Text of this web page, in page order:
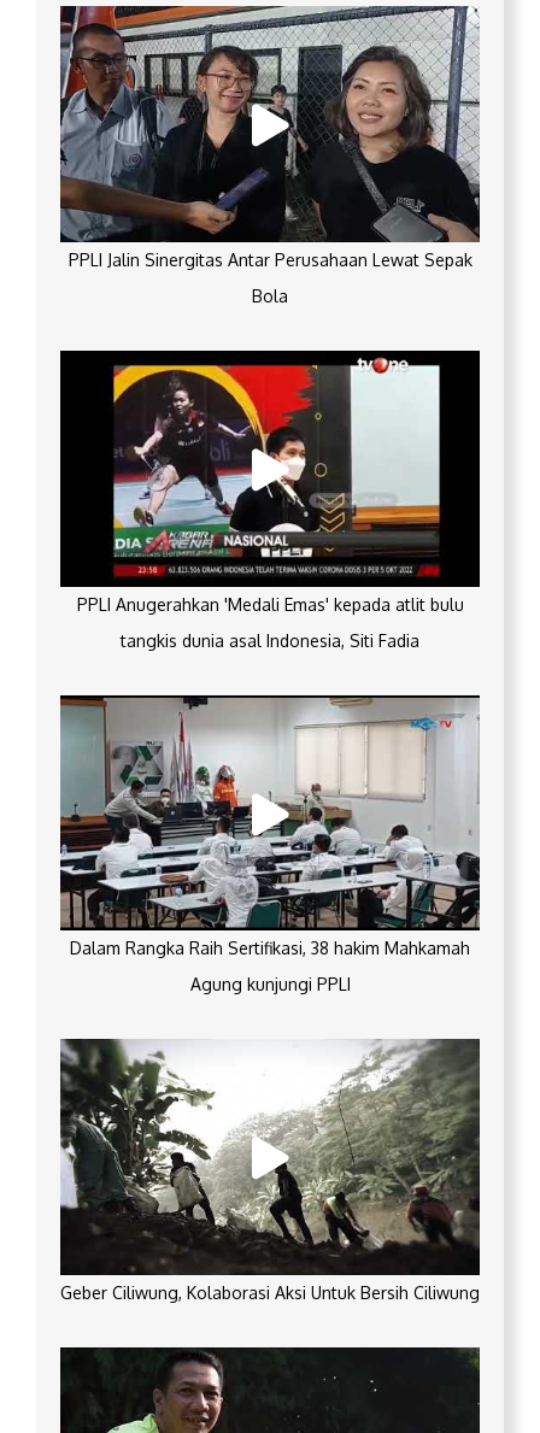
PPLI Jalin Sinergitas Antar Perusahaan Lewat Sepak
Bola
PPLI Anugerahkan 'Medali Emas' kepada atlit bulu
tangkis dunia asal Indonesia, Siti Fadia
Dalam Rangka Raih Sertifikasi, 38 hakim Mahkamah
Agung kunjungi PPLI
Geber Ciliwung, Kolaborasi Aksi Untuk Bersih Ciliwung